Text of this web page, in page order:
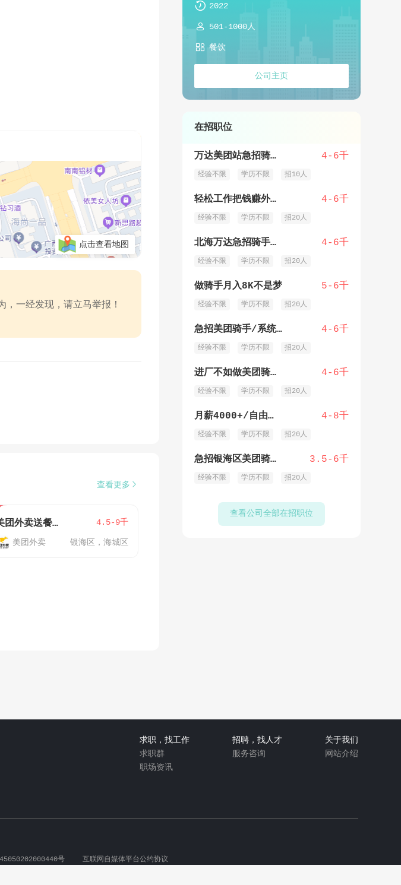
点击查看地图
一经发现，请立马举报！
查看更多 
美团外卖送餐小哥骑手（三中，北部湾，新大润发，吾悦，侨港) 4.5-9千
美团外卖 银海区，海城区
 2022
 501-1000人
 餐饮
公司主页
在招职位
万达美团站急招骑手福利多多奖励多多 4-6千
经验不限 学历不限 招10人
轻松工作把钱赚外卖骑手 4-6千
经验不限 学历不限 招20人
北海万达急招骑手福利补贴全多跑多得 4-6千
经验不限 学历不限 招20人
做骑手月入8K不是梦 5-6千
经验不限 学历不限 招20人
急招美团骑手/系统派单/万达就近送单 4-6千
经验不限 学历不限 招20人
进厂不如做美团骑手敞开跑+多劳多得 4-6千
经验不限 学历不限 招20人
月薪4000+/自由银海区外卖骑手 4-8千
经验不限 学历不限 招20人
急招银海区美团骑手/跑单多劳多得 3.5-6千
经验不限 学历不限 招20人
查看公司全部在招职位
求职，找工作
求职群
职场资讯
招聘，找人才
服务咨询
关于我们
网站介绍
号
互联网自媒体平台公约协议